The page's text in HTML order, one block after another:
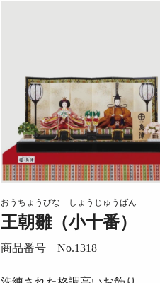
おうちょうびな しょうじゅうばん
王朝雛（小十番）
商品番号 No.1318